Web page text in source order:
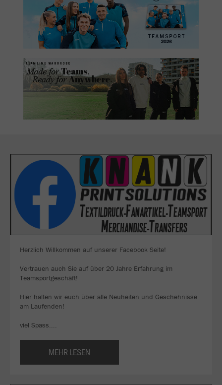
Herzlich Willkommen auf unserer Facebook Seite!
Vertrauen auch Sie auf über 20 Jahre Erfahrung im
Teamsportgeschäft!
Hier halten wir euch über alle Neuheiten und Geschehnisse
am Laufenden!
viel Spass....
MEHR LESEN